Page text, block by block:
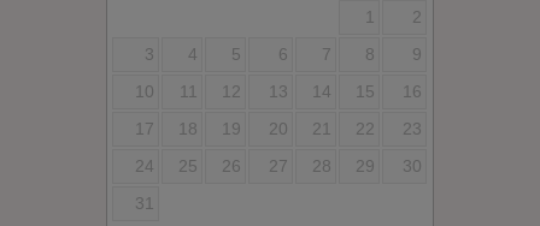
1
2
3
4 5 6 7 8
9
10
11 12 13 14 15
16
17
18 19 20 21 22
23
24
25 26 27 28 29
30
31